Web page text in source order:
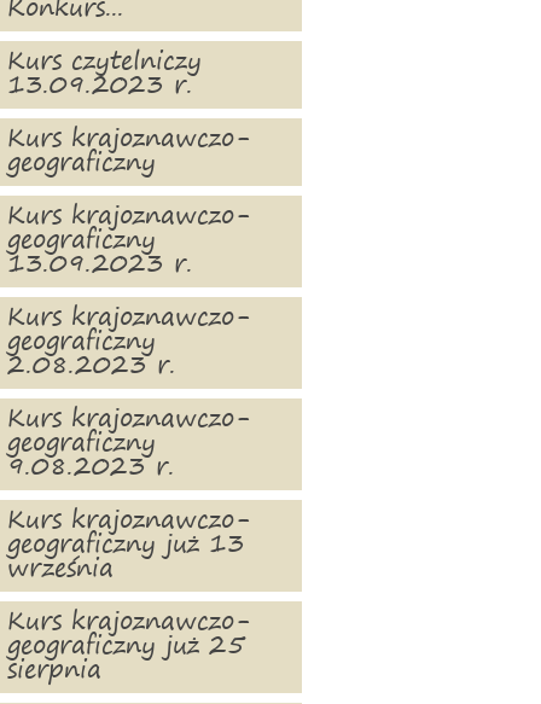
Konkurs...
Kurs czytelniczy
13.09.2023 r.
Kurs krajoznawczo-
geograficzny
Kurs krajoznawczo-
geograficzny
13.09.2023 r.
Kurs krajoznawczo-
geograficzny
2.08.2023 r.
Kurs krajoznawczo-
geograficzny
9.08.2023 r.
Kurs krajoznawczo-
geograficzny już 13
września
Kurs krajoznawczo-
geograficzny już 25
sierpnia